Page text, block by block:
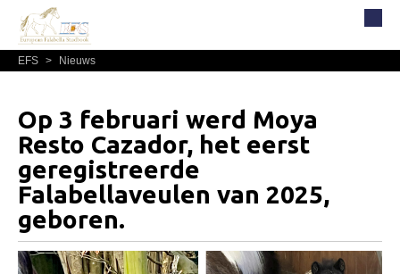
Home
Organisatie
Bestuur
Commissies
Reglementen, statuten en formulieren
Lidmaatschap EFS
EFS > Nieuws
Op 3 februari werd Moya
Resto Cazador, het eerst
geregistreerde
Falabellaveulen van 2025,
geboren.